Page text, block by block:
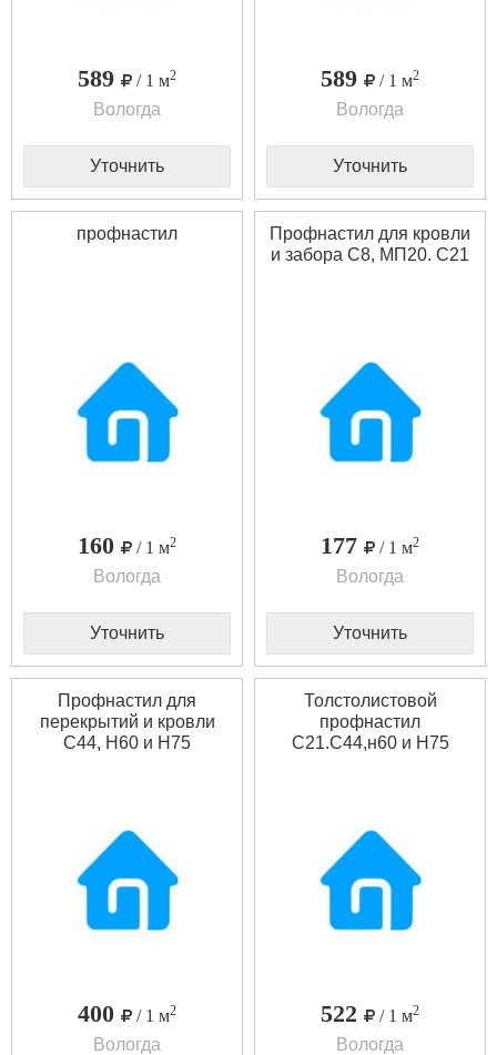
589 / 1 м2
Вологда
Уточнить
589 / 1 м2
Вологда
Уточнить
профнастил
160 / 1 м2
Вологда
Уточнить
Профнастил для кровли
и забора С8, МП20. С21
177 / 1 м2
Вологда
Уточнить
Профнастил для
перекрытий и кровли
С44, Н60 и Н75
400 / 1 м2
Вологда
Толстолистовой
профнастил
С21.С44,н60 и Н75
522 / 1 м2
Вологда